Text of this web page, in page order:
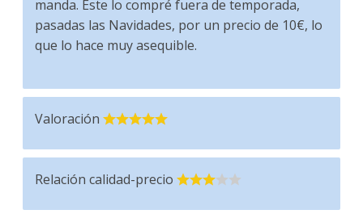
manda. Este lo compré fuera de temporada,
pasadas las Navidades, por un precio de 10€, lo
que lo hace muy asequible.
Valoración
Relación calidad-precio